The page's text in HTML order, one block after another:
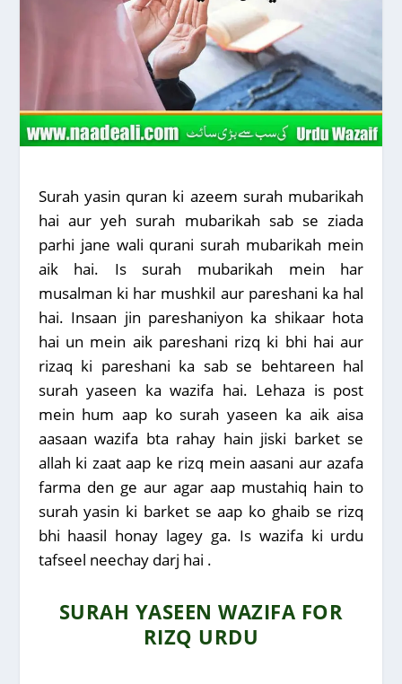
Surah yasin quran ki azeem surah mubarikah
hai aur yeh surah mubarikah sab se ziada
parhi jane wali qurani surah mubarikah mein
aik hai. Is surah mubarikah mein har
musalman ki har mushkil aur pareshani ka hal
hai. Insaan jin pareshaniyon ka shikaar hota
hai un mein aik pareshani rizq ki bhi hai aur
rizaq ki pareshani ka sab se behtareen hal
surah yaseen ka wazifa hai. Lehaza is post
mein hum aap ko surah yaseen ka aik aisa
aasaan wazifa bta rahay hain jiski barket se
allah ki zaat aap ke rizq mein aasani aur azafa
farma den ge aur agar aap mustahiq hain to
surah yasin ki barket se aap ko ghaib se rizq
bhi haasil honay lagey ga. Is wazifa ki urdu
tafseel neechay darj hai .
SURAH YASEEN WAZIFA FOR
RIZQ URDU